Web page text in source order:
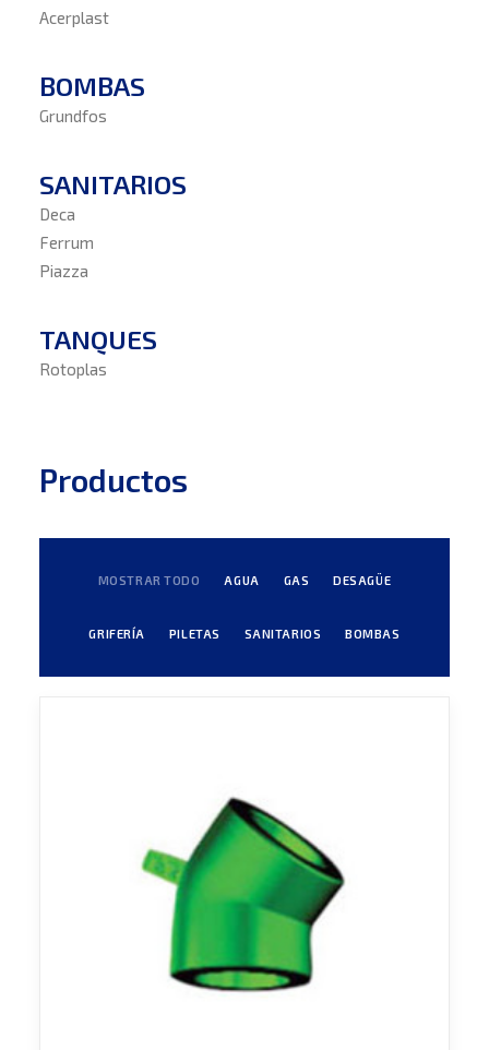
Acerplast
BOMBAS
Grundfos
SANITARIOS
Deca
Ferrum
Piazza
TANQUES
Rotoplas
Productos
MOSTRAR TODO AGUA GAS DESAGÜE
GRIFERÍA PILETAS SANITARIOS BOMBAS